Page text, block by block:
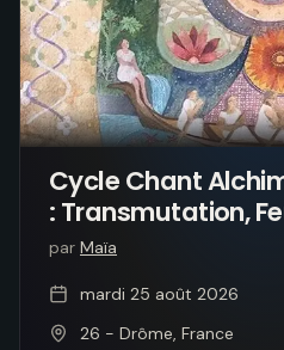
Cycle Chant
: Transmutation,
par Maïa
mardi 25 août 2026
26 - Drôme, France